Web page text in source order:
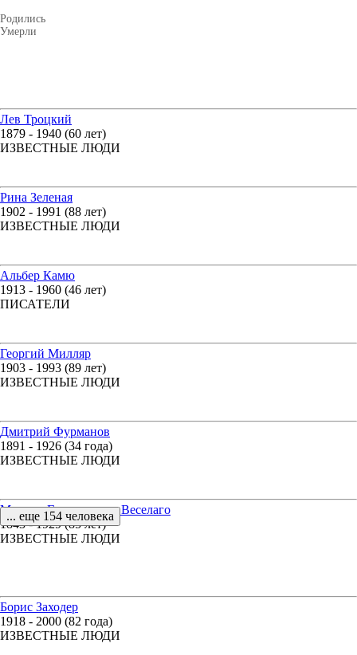
Родились
Умерли
Лев Троцкий
1879 - 1940 (60 лет)
ИЗВЕСТНЫЕ ЛЮДИ
Рина Зеленая
1902 - 1991 (88 лет)
ИЗВЕСТНЫЕ ЛЮДИ
Альбер Камю
1913 - 1960 (46 лет)
ПИСАТЕЛИ
Георгий Милляр
1903 - 1993 (89 лет)
ИЗВЕСТНЫЕ ЛЮДИ
Дмитрий Фурманов
1891 - 1926 (34 года)
ИЗВЕСТНЫЕ ЛЮДИ
Михаил Герасимович Веселаго
1843 - 1929 (85 лет)
ИЗВЕСТНЫЕ ЛЮДИ
... еще 154 человека
Борис Заходер
1918 - 2000 (82 года)
ИЗВЕСТНЫЕ ЛЮДИ